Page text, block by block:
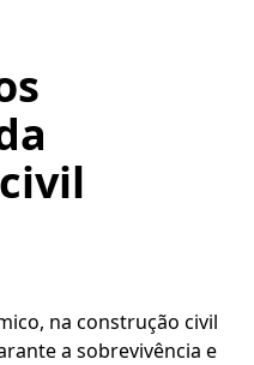
na construção civil
a sobrevivência e